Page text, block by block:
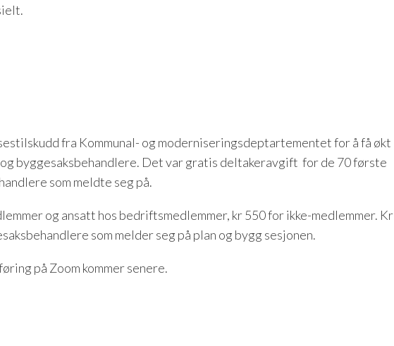
fra Kommunal- og moderniseringsdeptartementet for å få økt
byggesaksbehandlere. Det var gratis deltakeravgift for de 70 første
som meldte seg på.
og ansatt hos bedriftsmedlemmer, kr 550 for ikke-medlemmer. Kr
som melder seg på plan og bygg sesjonen.
på Zoom kommer senere.